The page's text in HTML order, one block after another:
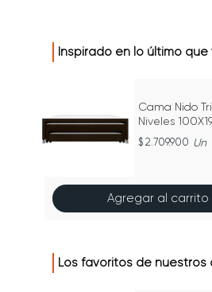
Inspirado en lo último que
Cama Nido
Niveles
Microfibra
2.709.900 Un
Agregar al carrito
Los favoritos de nuestros